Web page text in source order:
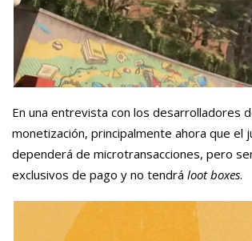
En una entrevista con los desarrolladores
monetización, principalmente ahora que
dependerá de microtransacciones, pero
exclusivos de pago y no tendrá loot boxes.